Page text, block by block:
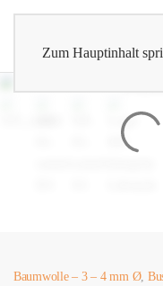
Zum Hauptinhalt
Baumwolle – 3 – 4 mm Ø,